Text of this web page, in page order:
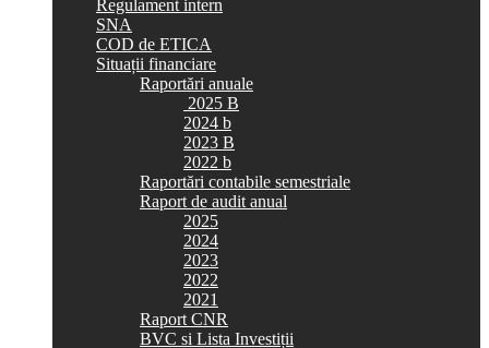
Regulament intern
SNA
COD de ETICA
Situații financiare
Raportări anuale
2025 B
2024 b
2023 B
2022 b
Raportări contabile semestriale
Raport de audit anual
2025
2024
2023
2022
2021
Raport CNR
BVC si Lista Investiții